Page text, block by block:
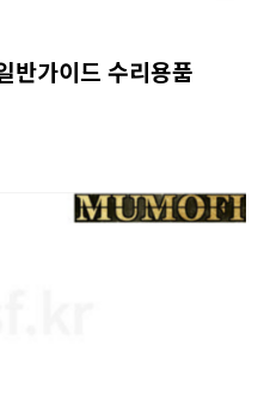
반가이드 수리용품